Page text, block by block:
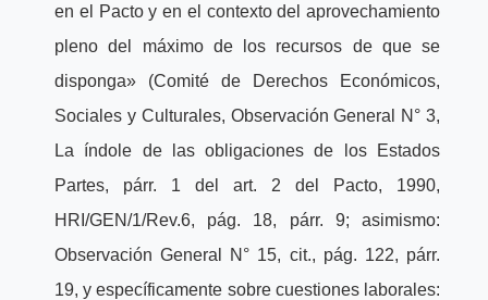
en el Pacto y en el contexto del aprovechamiento
pleno del máximo de los recursos de que se
disponga» (Comité de Derechos Económicos,
Sociales y Culturales, Observación General N° 3,
La índole de las obligaciones de los Estados
Partes, párr. 1 del art. 2 del Pacto, 1990,
HRI/GEN/1/Rev.6, pág. 18, párr. 9; asimismo:
Observación General N° 15, cit., pág. 122, párr.
19, y específicamente sobre cuestiones laborales: